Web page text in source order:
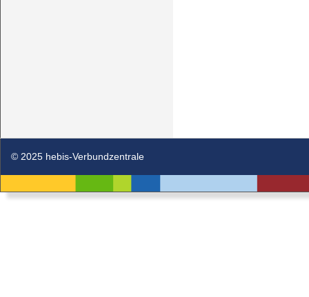
© 2025 hebis-Verbundzentrale